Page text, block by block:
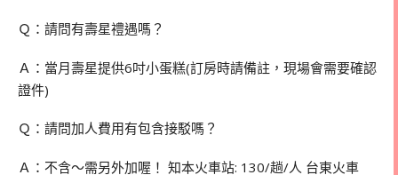
Ｑ：請問有壽星禮遇嗎？
Ａ：當月壽星提供6吋小蛋糕(訂房時請備註，現場會需要確認
證件)
Ｑ：請問加人費用有包含接駁嗎？
Ａ：不含～需另外加喔！ 知本火車站: 130/趟/人 台東火車